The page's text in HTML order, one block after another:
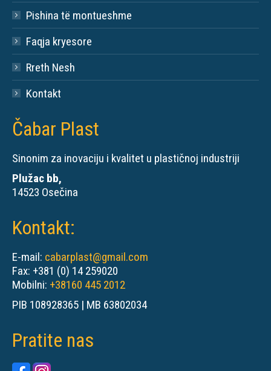
Pishina të montueshme
Faqja kryesore
Rreth Nesh
Kontakt
Čabar Plast
Sinonim za inovaciju i kvalitet u plastičnoj industriji
Plužac bb,
14523 Osečina
Kontakt:
E-mail: cabarplast@gmail.com
Fax: +381 (0) 14 259020
Mobilni: +38160 445 2012
PIB 108928365 | MB 63802034
Pratite nas